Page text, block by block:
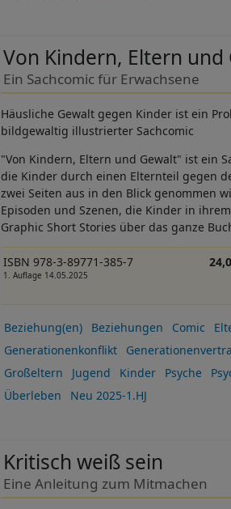
Von Kindern, Eltern und
Ein Sachcomic für Erwachsene
Häusliche Gewalt gegen Kinder ist ein
bildgewaltig illustrierter Sachcomic
"Von Kindern, Eltern und Gewalt" ist ein
die Kinder durch einen Elternteil gegen
zwei Seiten aus in den Blick genommen
Episoden und Szenen, die Kinder in
Graphic Short Stories über das ganze
ISBN 978-3-89771-385-7
1. Auflage 14.05.2025
Beziehung(en) Beziehungen Comic
Generationenkonflikt
Großeltern
Jugend Kinder Psyche
Überleben
Neu 2025-1.HJ
Kritisch weiß sein
Eine Anleitung zum Mitmachen